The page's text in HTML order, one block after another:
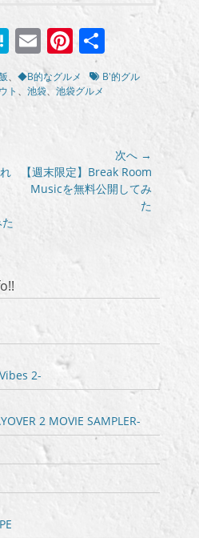
Hatena
EmailPinterest
有
、 ◆B的なグルメ
タ
グ
B'的グル
ト 、 池袋、 池袋グルメ
次へ →
次【週末限定】Break Room
Musicを無料公開してみ
た
2-
2 MOVIE SAMPLER-